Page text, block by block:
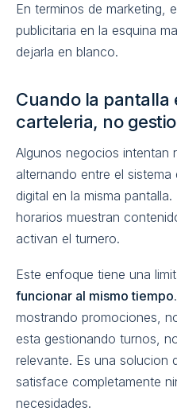
En terminos de marketing,
publicitaria en la esquina
dejarla en blanco.
Cuando la pantalla
carteleria, no
Algunos negocios intentan
alternando entre el
digital en la misma
horarios muestran
activan el turnero.
Este enfoque tiene una
funcionar al mismo tiempo
mostrando promociones,
esta gestionando turnos,
relevante. Es una solucion
satisface completamente
necesidades.